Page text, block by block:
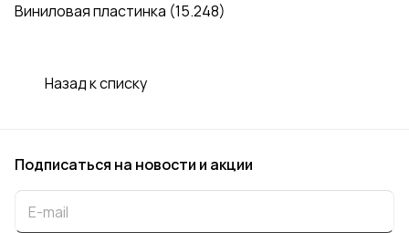
Виниловая пластинка (15.248)
Назад к списку
Подписаться на новости и акции